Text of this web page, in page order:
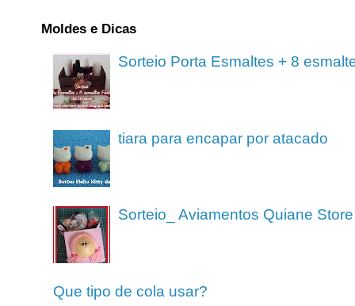
Moldes e Dicas
Sorteio Porta Esmaltes + 8
tiara para encapar por atacado
Sorteio_ Aviamentos Quiane Store
Que tipo de cola usar?